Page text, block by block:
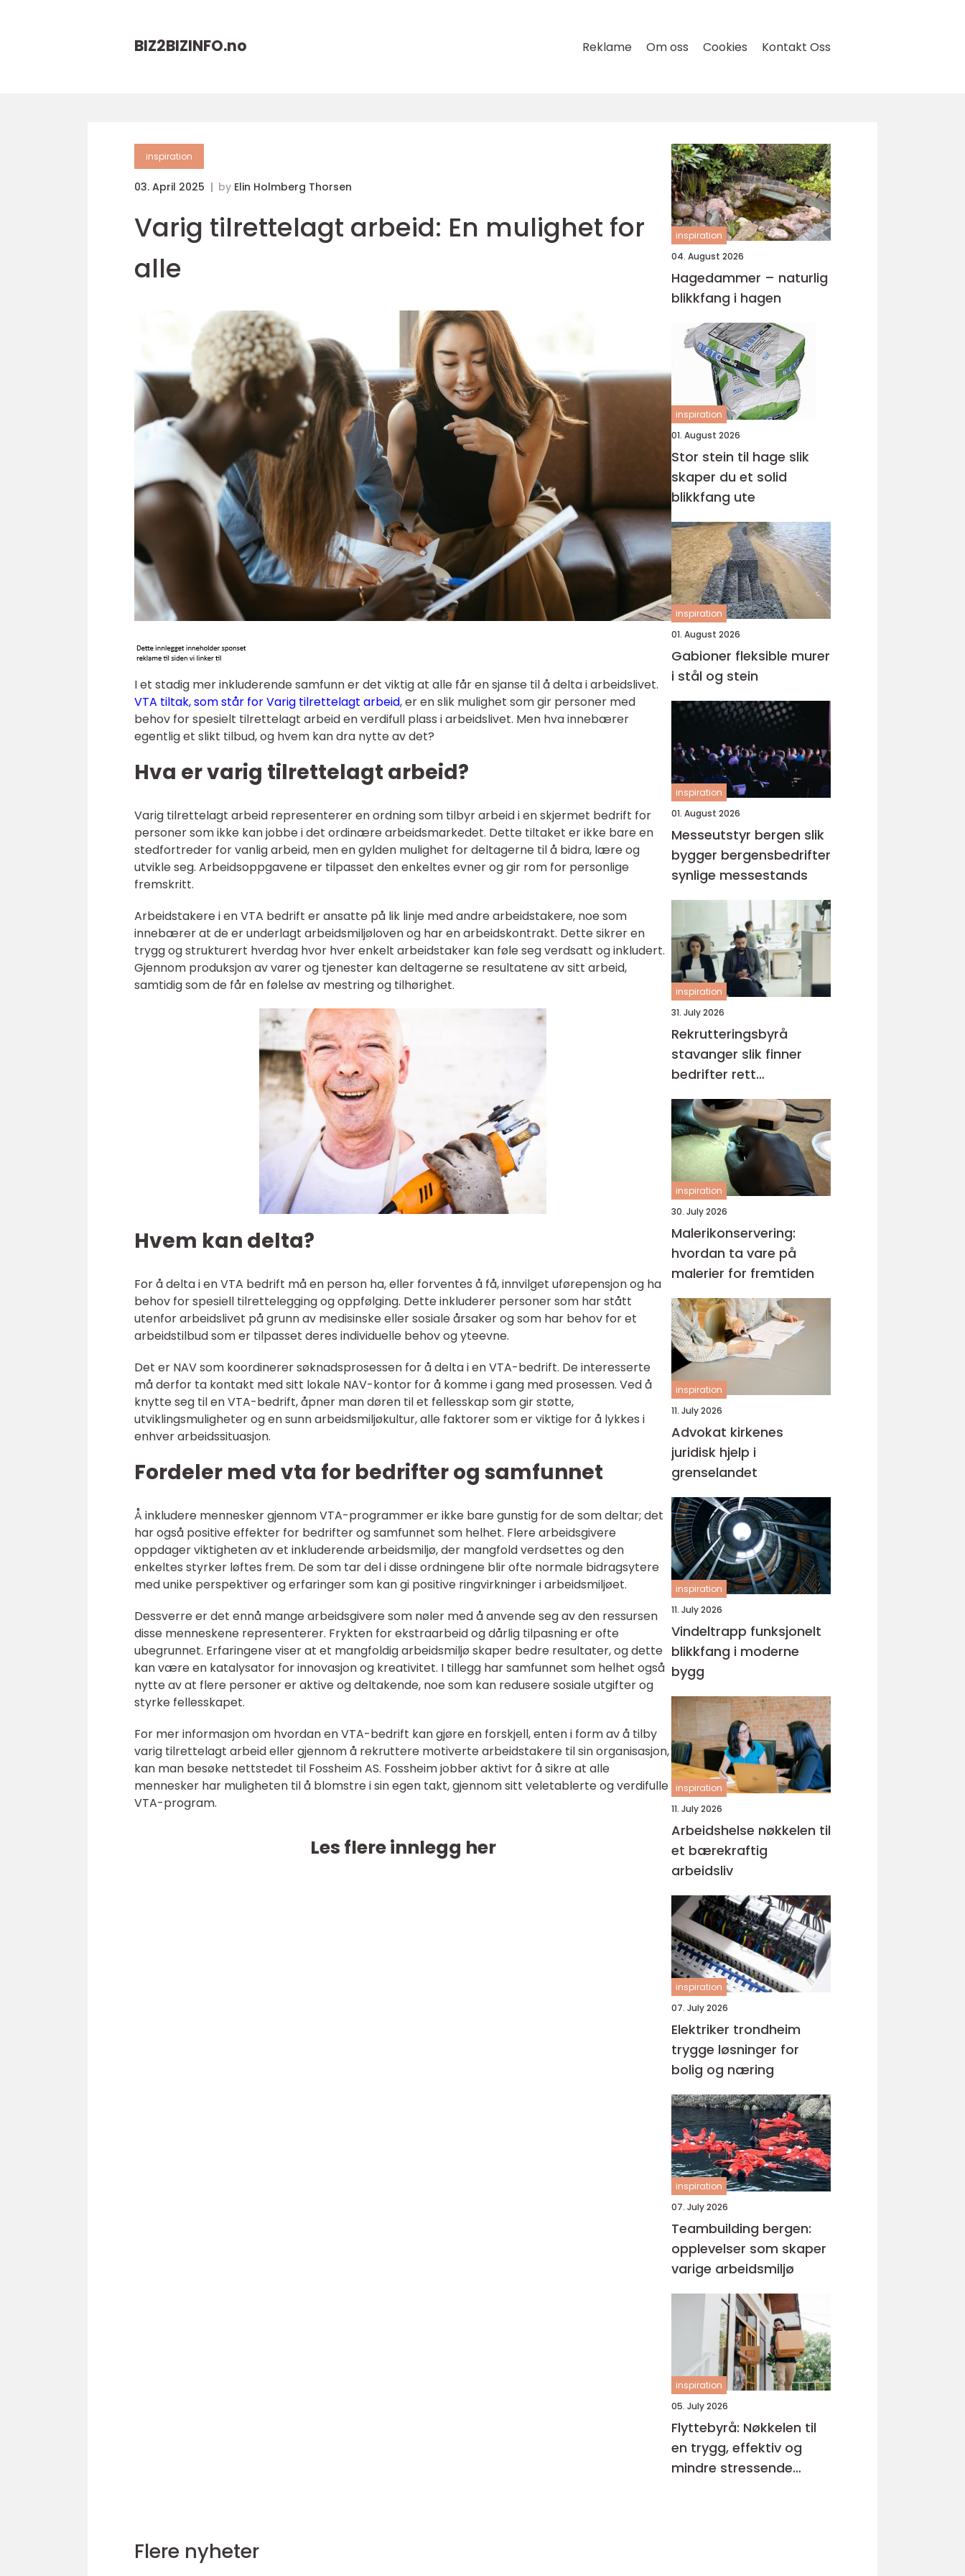
BIZ2BIZINFO.no Reklame Om oss Cookies Kontakt Oss
inspiration
03. April 2025 by Elin Holmberg Thorsen
Varig tilrettelagt arbeid: En mulighet for
alle
I et stadig mer inkluderende samfunn er det viktig at alle får en sjanse til å delta i arbeidslivet.
VTA tiltak, som står for Varig tilrettelagt arbeid, er en slik mulighet som gir personer med
behov for spesielt tilrettelagt arbeid en verdifull plass i arbeidslivet. Men hva innebærer
egentlig et slikt tilbud, og hvem kan dra nytte av det?
Hva er varig tilrettelagt arbeid?
Varig tilrettelagt arbeid representerer en ordning som tilbyr arbeid i en skjermet bedrift for
personer som ikke kan jobbe i det ordinære arbeidsmarkedet. Dette tiltaket er ikke bare en
stedfortreder for vanlig arbeid, men en gylden mulighet for deltagerne til å bidra, lære og
utvikle seg. Arbeidsoppgavene er tilpasset den enkeltes evner og gir rom for personlige
fremskritt.
Arbeidstakere i en VTA bedrift er ansatte på lik linje med andre arbeidstakere, noe som
innebærer at de er underlagt arbeidsmiljøloven og har en arbeidskontrakt. Dette sikrer en
trygg og strukturert hverdag hvor hver enkelt arbeidstaker kan føle seg verdsatt og inkludert.
Gjennom produksjon av varer og tjenester kan deltagerne se resultatene av sitt arbeid,
samtidig som de får en følelse av mestring og tilhørighet.
Hvem kan delta?
For å delta i en VTA bedrift må en person ha, eller forventes å få, innvilget uførepensjon og ha
behov for spesiell tilrettelegging og oppfølging. Dette inkluderer personer som har stått
utenfor arbeidslivet på grunn av medisinske eller sosiale årsaker og som har behov for et
arbeidstilbud som er tilpasset deres individuelle behov og yteevne.
Det er NAV som koordinerer søknadsprosessen for å delta i en VTA-bedrift. De interesserte
må derfor ta kontakt med sitt lokale NAV-kontor for å komme i gang med prosessen. Ved å
knytte seg til en VTA-bedrift, åpner man døren til et fellesskap som gir støtte,
utviklingsmuligheter og en sunn arbeidsmiljøkultur, alle faktorer som er viktige for å lykkes i
enhver arbeidssituasjon.
Fordeler med vta for bedrifter og samfunnet
Å inkludere mennesker gjennom VTA-programmer er ikke bare gunstig for de som deltar; det
har også positive effekter for bedrifter og samfunnet som helhet. Flere arbeidsgivere
oppdager viktigheten av et inkluderende arbeidsmiljø, der mangfold verdsettes og den
enkeltes styrker løftes frem. De som tar del i disse ordningene blir ofte normale bidragsytere
med unike perspektiver og erfaringer som kan gi positive ringvirkninger i arbeidsmiljøet.
Dessverre er det ennå mange arbeidsgivere som nøler med å anvende seg av den ressursen
disse menneskene representerer. Frykten for ekstraarbeid og dårlig tilpasning er ofte
ubegrunnet. Erfaringene viser at et mangfoldig arbeidsmiljø skaper bedre resultater, og dette
kan være en katalysator for innovasjon og kreativitet. I tillegg har samfunnet som helhet også
nytte av at flere personer er aktive og deltakende, noe som kan redusere sosiale utgifter og
styrke fellesskapet.
For mer informasjon om hvordan en VTA-bedrift kan gjøre en forskjell, enten i form av å tilby
varig tilrettelagt arbeid eller gjennom å rekruttere motiverte arbeidstakere til sin organisasjon,
kan man besøke nettstedet til Fossheim AS. Fossheim jobber aktivt for å sikre at alle
mennesker har muligheten til å blomstre i sin egen takt, gjennom sitt veletablerte og verdifulle
VTA-program.
Les flere innlegg her
inspiration
04. August 2026
Hagedammer – naturlig
blikkfang i hagen
inspiration
01. August 2026
Stor stein til hage slik
skaper du et solid
blikkfang ute
inspiration
01. August 2026
Gabioner fleksible murer
i stål og stein
inspiration
01. August 2026
Messeutstyr bergen slik
bygger bergensbedrifter
synlige messestands
inspiration
31. July 2026
Rekrutteringsbyrå
stavanger slik finner
bedrifter rett
kompetanse
inspiration
30. July 2026
Malerikonservering:
hvordan ta vare på
malerier for fremtiden
inspiration
11. July 2026
Advokat kirkenes
juridisk hjelp i
grenselandet
inspiration
11. July 2026
Vindeltrapp funksjonelt
blikkfang i moderne
bygg
inspiration
11. July 2026
Arbeidshelse nøkkelen til
et bærekraftig
arbeidsliv
inspiration
07. July 2026
Elektriker trondheim
trygge løsninger for
bolig og næring
inspiration
07. July 2026
Teambuilding bergen:
opplevelser som skaper
varige arbeidsmiljø
inspiration
05. July 2026
Flyttebyrå: Nøkkelen til
en trygg, effektiv og
mindre stressende
Flere nyheter